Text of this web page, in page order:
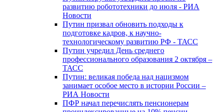
развитию робототехники до июля - РИА
Новости
Путин призвал обновить подходы к
подготовке кадров, к научно-
технологическому развитию РФ - ТАСС
Путин учредил День среднего
профессионального образования 2 октября –
ТАСС
Путин: великая победа над нацизмом
занимает особое место в истории России –
РИА Новости
ПФР начал перечислять пенсионерам